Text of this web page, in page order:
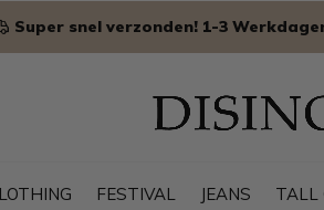
FESTIVAL JEANS TALL
Super snel verzonden! 1-3